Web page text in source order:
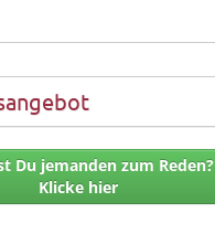
Du jemanden zum Reden?
Klicke hier